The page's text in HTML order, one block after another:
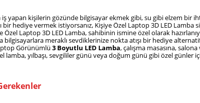
yapan kişilerin gözünde bilgisayar ekmek gibi, su gibi elzem bir
bir hediye vermek istiyorsanız, Kişiye Özel Laptop 3D LED
Laptop 3D LED Lamba, sahibinin ismine özel olarak
meraklı sevdiklerinize nokta atışı bir hediye
Görünümlü 3 Boyutlu LED Lamba, çalışma masasına,
yılbaşı, sevgililer günü veya doğum günü gibi özel günler